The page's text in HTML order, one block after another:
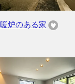
暖炉のある家